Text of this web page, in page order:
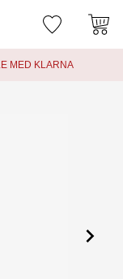
MED KLARNA